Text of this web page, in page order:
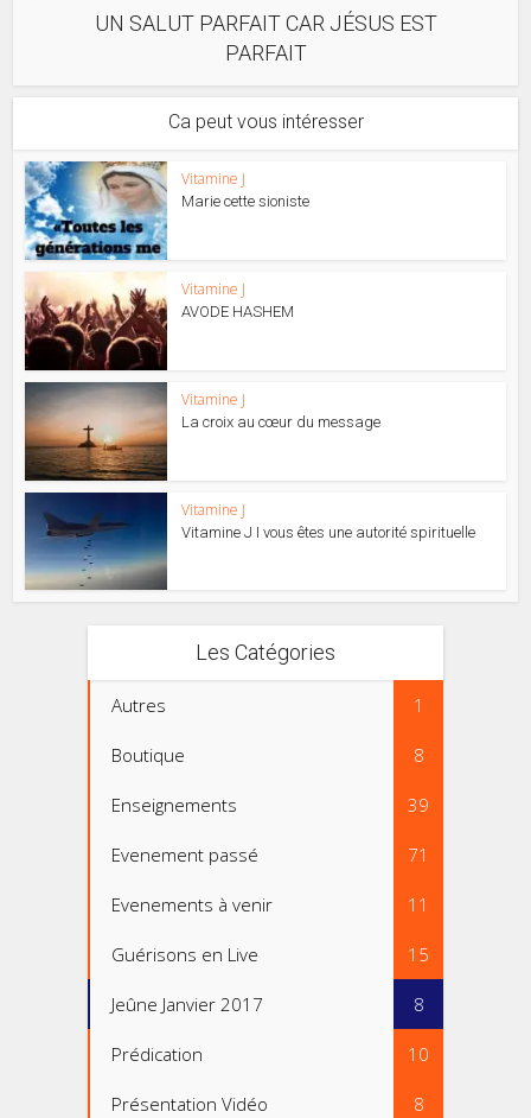
UN SALUT PARFAIT CAR JÉSUS EST
PARFAIT
Ca peut vous intéresser
Vitamine J
Marie cette sioniste
Vitamine J
AVODE HASHEM
Vitamine J
La croix au cœur du message
Vitamine J
Vitamine J I vous êtes une autorité spirituelle
Les Catégories
Autres 1
Boutique 8
Enseignements 39
Evenement passé 71
Evenements à venir 11
Guérisons en Live 15
Jeûne Janvier 2017 8
Prédication 10
Présentation Vidéo 8